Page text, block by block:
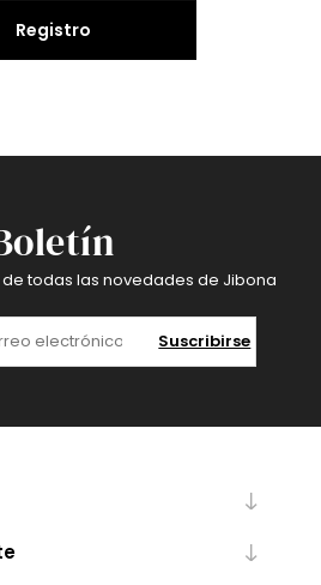
Registro
todas las novedades de Jibona
Suscribirse